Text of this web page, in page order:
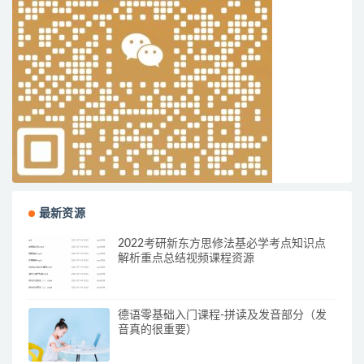
最新资源
2022考研新东方思修法基必学考点知识点
解析重点总结视频课程资源
德语零基础入门课程-拼读及发音部分（发
音真的很重要）